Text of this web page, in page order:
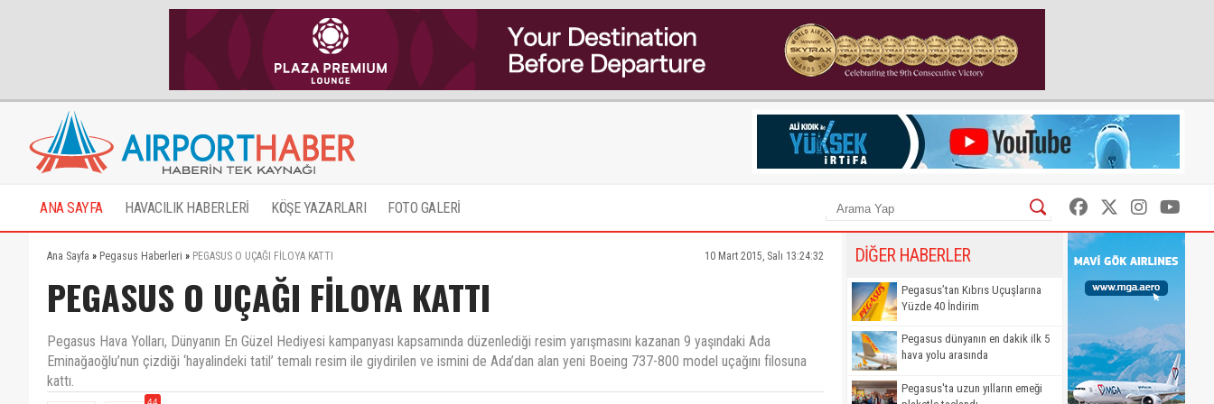
ANA SAYFA HAVACILIK HABERLERİ KÖŞE YAZARLARI FOTO GALERİ
Ana Sayfa » Pegasus Haberleri » PEGASUS O UÇAĞI FİLOYA KATTI 10 Mart 2015, Salı 13:24:32
PEGASUS O UÇAĞI FİLOYA KATTI
Pegasus Hava Yolları, Dünyanın En Güzel Hediyesi kampanyası kapsamında düzenlediği resim yarışmasını kazanan 9 yaşındaki Ada
Eminağaoğlu’nun çizdiği ‘hayalindeki tatil’ temalı resim ile giydirilen ve ismini de Ada’dan alan yeni Boeing 737-800 model uçağını filosuna
kattı.
44
DİĞER HABERLER
Pegasus’tan Kıbrıs Uçuşlarına
Yüzde 40 İndirim
Pegasus dünyanın en dakik ilk 5
hava yolu arasında
Pegasus'ta uzun yılların emeği